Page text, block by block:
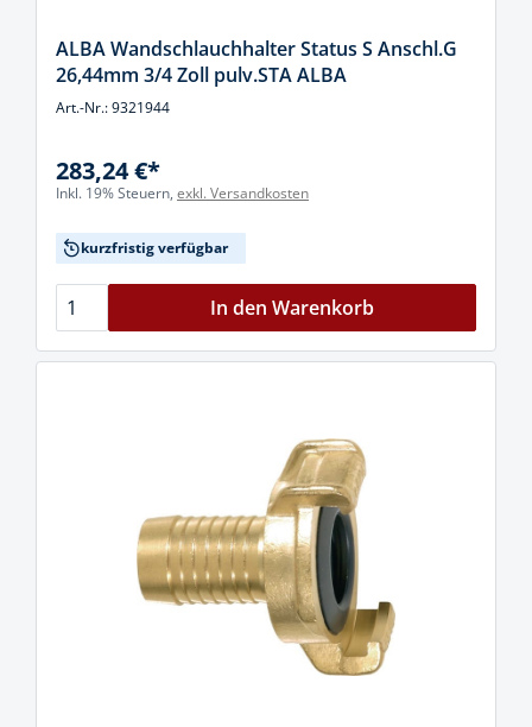
ALBA Wandschlauchhalter Status S Anschl.G
26,44mm 3/4 Zoll pulv.STA ALBA
Art.-Nr.: 9321944
283,24 €*
Inkl. 19% Steuern, exkl. Versandkosten
kurzfristig verfügbar
In den Warenkorb